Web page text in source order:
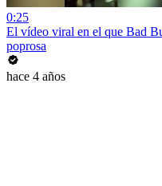
0:25
El vídeo viral en el que Bad
poprosa
hace 4 años